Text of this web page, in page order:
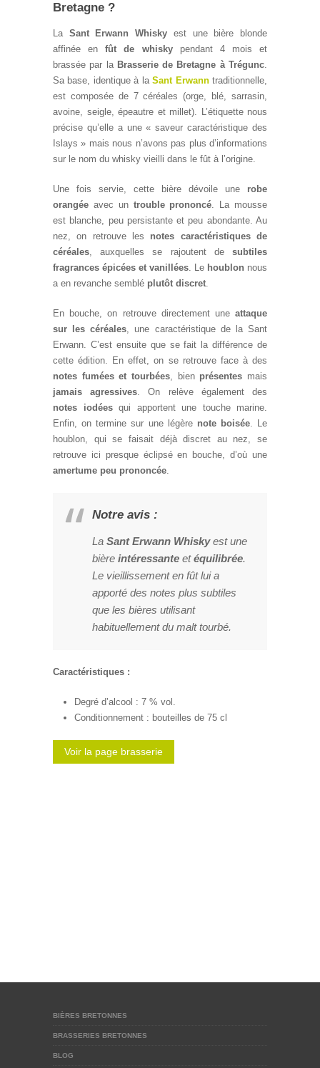
Bretagne ?
La Sant Erwann Whisky est une bière blonde
affinée enfût de whiskypendant 4 mois et
brassée par la Brasserie de Bretagne à Trégunc.
Sa base, identique à laSant Erwanntraditionnelle,
est composée de 7 céréales (orge, blé, sarrasin,
avoine, seigle, épeautre et millet). L’étiquette nous
précise qu’elle a une « saveur caractéristique des
Islays » mais nous n’avons pas plus d’informations
sur le nom du whisky vieilli dans le fût à l’origine.
Une fois servie, cette bière dévoile une robe
orangée avec un trouble prononcé. La mousse
est blanche, peu persistante et peu abondante. Au
nez, on retrouve les notes caractéristiques de
céréales, auxquelles se rajoutent de subtiles
fragrances épicées et vanillées. Le houblon nous
a en revanche semblé plutôt discret.
En bouche, on retrouve directement une attaque
sur les céréales, une caractéristique de la Sant
Erwann. C’est ensuite que se fait la différence de
cette édition. En effet, on se retrouve face à des
notes fumées et tourbées, bien présentes mais
jamais agressives. On relève également des
notes iodéesqui apportent une touche marine.
Enfin, on termine sur une légère note boisée. Le
houblon, qui se faisait déjà discret au nez, se
retrouve ici presque éclipsé en bouche, d’où une
amertume peu prononcée.
Notre avis :
La Sant Erwann Whiskyest une
bière intéressante etéquilibrée.
Le vieillissement en fût lui a
apporté des notes plus subtiles
que les bières utilisant
habituellement du malt tourbé.
Caractéristiques :
Degré d’alcool : 7 % vol.
Conditionnement : bouteilles de 75 cl
Voir la page brasserie
BIÈRES BRETONNES
BRASSERIES BRETONNES
BLOG